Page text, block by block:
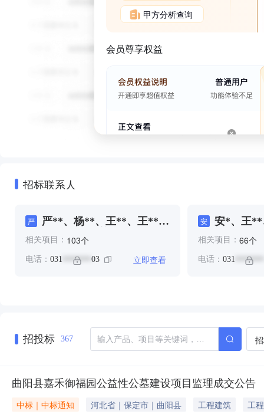
甲方分析查询
会员尊享权益
招标联系人
严
严**、杨**、王**、王**、
相关项目： 103个
电话： 031 ******* 03 立即查看
安 安*、王
相关项目： 66个
电话： 031 *******
招投标 367
曲阳县嘉禾御福园公益性公墓建设项目监理成交公告
中标｜中标通知 河北省｜保定市｜曲阳县 工程建筑
工程